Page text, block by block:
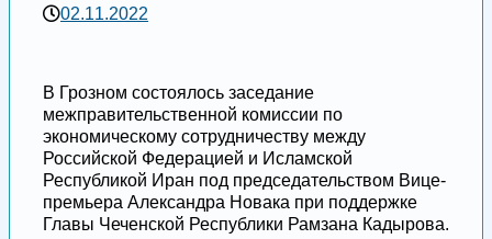
02.11.2022
В Грозном состоялось заседание
межправительственной комиссии по
экономическому сотрудничеству между
Российской Федерацией и Исламской
Республикой Иран под председательством Вице-
премьера Александра Новака при поддержке
Главы Чеченской Республики Рамзана Кадырова.